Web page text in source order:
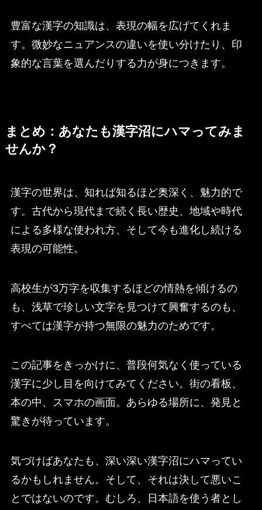
豊富な漢字の知識は、表現の幅を広げてくれま
す。微妙なニュアンスの違いを使い分けたり、印
象的な言葉を選んだりする力が身につきます。
まとめ：あなたも漢字沼にハマってみま
せんか？
漢字の世界は、知れば知るほど奥深く、魅力的で
す。古代から現代まで続く長い歴史、地域や時代
による多様な使われ方、そして今も進化し続ける
表現の可能性。
高校生が3万字を収集するほどの情熱を傾けるの
も、浅草で珍しい文字を見つけて興奮するのも、
すべては漢字が持つ無限の魅力のためです。
この記事をきっかけに、普段何気なく使っている
漢字に少し目を向けてみてください。街の看板、
本の中、スマホの画面。あらゆる場所に、発見と
驚きが待っています。
気づけばあなたも、深い深い漢字沼にハマってい
るかもしれません。そして、それは決して悪いこ
とではないのです。むしろ、日本語を使う者とし